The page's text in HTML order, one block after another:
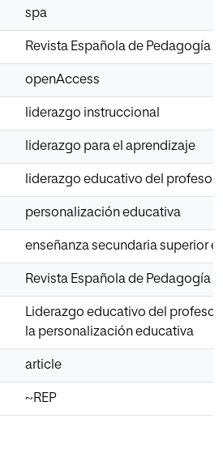
spa
Revista Española de Pedagogía
openAccess
liderazgo instruccional
liderazgo para el aprendizaje
liderazgo educativo del profesor
personalización educativa
enseñanza secundaria superior
Revista Española de Pedagogía
Liderazgo educativo del profesor
la personalización educativa
article
~REP